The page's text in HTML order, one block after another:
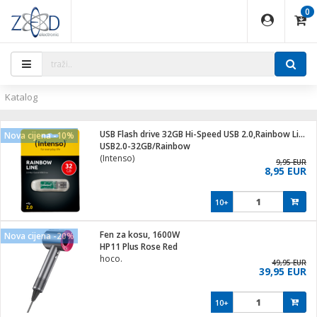
0
...
pribor
i pribor
/ G4
svjetla
grla
- Analogija
- IP
IP kamere
IP
brave
Katalog
Nova cijena -10%
USB Flash drive 32GB Hi-Speed USB 2.0,Rainbow Line,TRANSP.
USB2.0-32GB/Rainbow
(Intenso)
9,95 EUR
8,95 EUR
10+
Nova cijena -20%
Fen za kosu, 1600W
HP11 Plus Rose Red
hoco.
49,95 EUR
39,95 EUR
10+